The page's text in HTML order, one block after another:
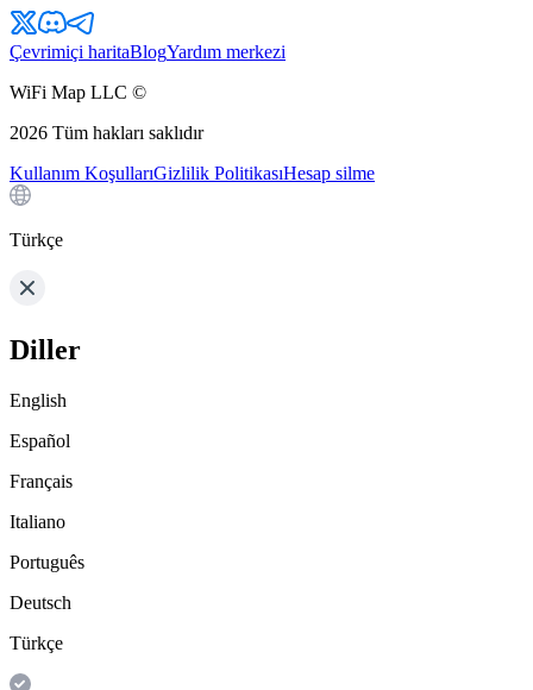
Çevrimiçi haritaBlogYardım merkezi
WiFi Map LLC ©
2026 Tüm hakları saklıdır
Kullanım KoşullarıGizlilik PolitikasıHesap silme
Türkçe
Diller
English
Español
Français
Italiano
Português
Deutsch
Türkçe